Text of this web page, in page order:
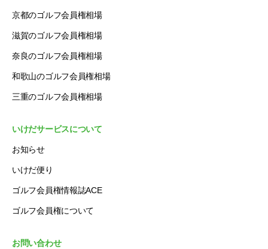
京都のゴルフ会員権相場
滋賀のゴルフ会員権相場
奈良のゴルフ会員権相場
和歌山のゴルフ会員権相場
三重のゴルフ会員権相場
いけだサービスについて
お知らせ
いけだ便り
ゴルフ会員権情報誌ACE
ゴルフ会員権について
お問い合わせ